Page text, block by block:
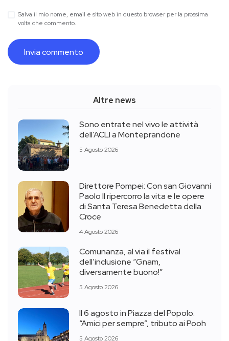
Salva il mio nome, email e sito web in questo browser per la prossima
volta che commento.
Altre news
Sono entrate nel vivo le attività
dell’ACLI a Monteprandone
5 Agosto 2026
Direttore Pompei: Con san Giovanni
Paolo II ripercorro la vita e le opere
di Santa Teresa Benedetta della
Croce
4 Agosto 2026
Comunanza, al via il festival
dell’inclusione “Gnam,
diversamente buono!”
5 Agosto 2026
Il 6 agosto in Piazza del Popolo:
“Amici per sempre”, tributo ai Pooh
5 Agosto 2026